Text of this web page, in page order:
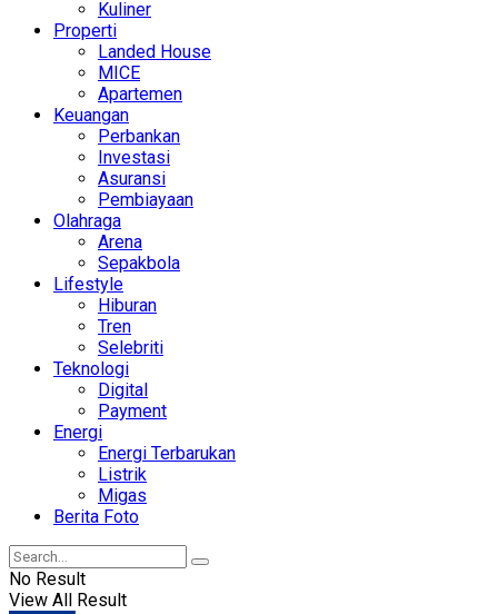
Kuliner
Properti
Landed House
MICE
Apartemen
Keuangan
Perbankan
Investasi
Asuransi
Pembiayaan
Olahraga
Arena
Sepakbola
Lifestyle
Hiburan
Tren
Selebriti
Teknologi
Digital
Payment
Energi
Energi Terbarukan
Listrik
Migas
Berita Foto
No Result
View All Result